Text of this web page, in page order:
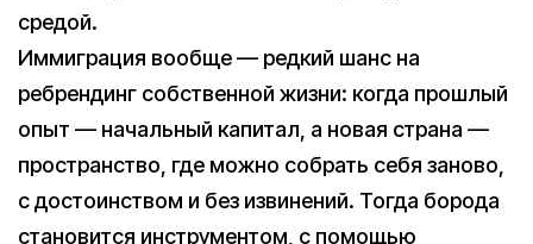
средой.
Иммиграция вообще — редкий шанс на
ребрендинг собственной жизни: когда прошлый
опыт — начальный капитал, а новая страна —
пространство, где можно собрать себя заново,
с достоинством и без извинений. Тогда борода
становится инструментом, с помощью